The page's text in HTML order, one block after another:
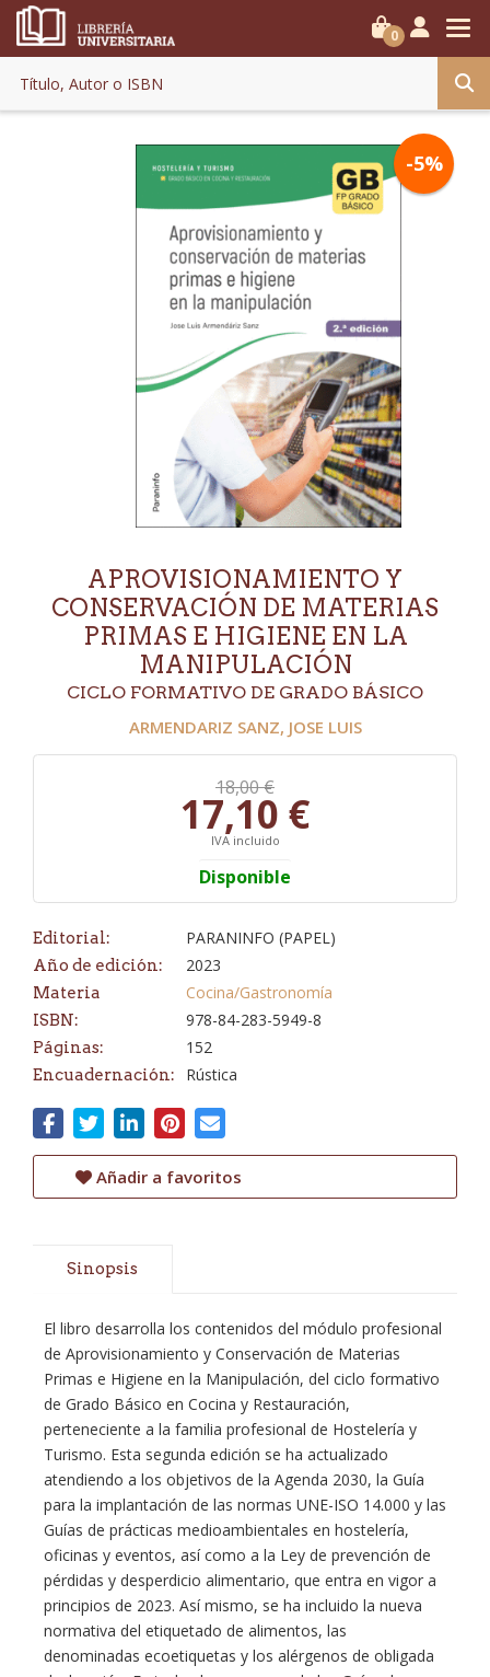
0
-5%
APROVISIONAMIENTO Y
CONSERVACIÓN DE MATERIAS
PRIMAS E HIGIENE EN LA
MANIPULACIÓN
CICLO FORMATIVO DE GRADO BÁSICO
ARMENDARIZ SANZ, JOSE LUIS
18,00 €
17,10 €
IVA incluido
Disponible
Editorial: PARANINFO (PAPEL)
Año de edición: 2023
Materia Cocina/Gastronomía
ISBN: 978-84-283-5949-8
Páginas: 152
Encuadernación: Rústica
Añadir a favoritos
Sinopsis
El libro desarrolla los contenidos del módulo profesional
de Aprovisionamiento y Conservación de Materias
Primas e Higiene en la Manipulación, del ciclo formativo
de Grado Básico en Cocina y Restauración,
perteneciente a la familia profesional de Hostelería y
Turismo. Esta segunda edición se ha actualizado
atendiendo a los objetivos de la Agenda 2030, la Guía
para la implantación de las normas UNE-ISO 14.000 y las
Guías de prácticas medioambientales en hostelería,
oficinas y eventos, así como a la Ley de prevención de
pérdidas y desperdicio alimentario, que entra en vigor a
principios de 2023. Así mismo, se ha incluido la nueva
normativa del etiquetado de alimentos, las
denominadas ecoetiquetas y los alérgenos de obligada